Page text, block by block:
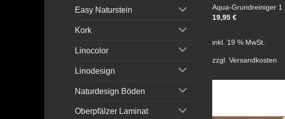
Easy Naturstein
Kork
Linocolor
Linodesign
Naturdesign Böden
Oberpfälzer Laminat
Aqua-Grundreiniger 1
19,95 €
inkl. 19 % MwSt.
zzgl. Versandkosten